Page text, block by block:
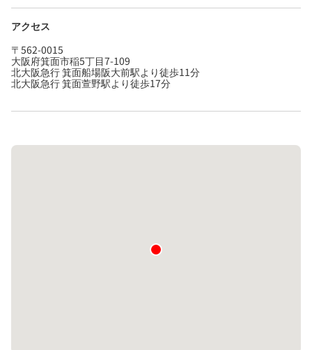
アクセス
〒562-0015
大阪府箕面市稲5丁目7-109
北大阪急行 箕面船場阪大前駅より徒歩11分
北大阪急行 箕面萱野駅より徒歩17分